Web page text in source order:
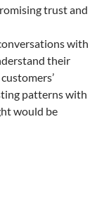
trust and
with
their
patterns with
would be